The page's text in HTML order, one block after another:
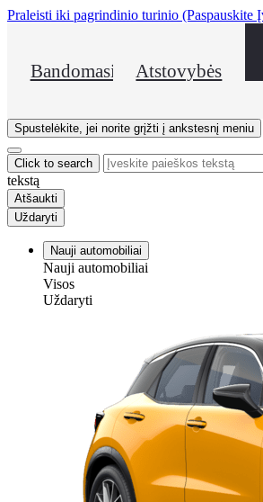
Praleisti iki pagrindinio turinio (Paspauskite
Bandomasis važiavimas
Atstovybės
Spustelėkite, jei norite grįžti į ankstesnį meniu
Click to search
tekstą
Atšaukti
Uždaryti
Nauji automobiliai
Nauji automobiliai
Visos
Uždaryti